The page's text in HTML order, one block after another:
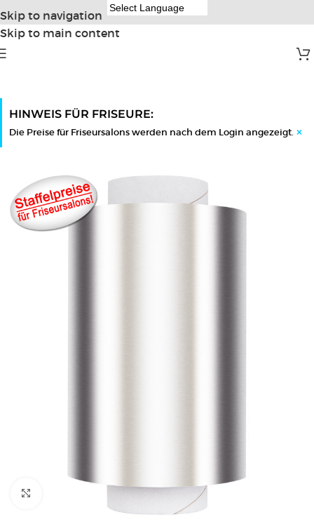
Skip to navigation
Skip to main content
HINWEIS FÜR FRISEURE:
Die Preise für Friseursalons werden nach dem Login angezeigt. ×